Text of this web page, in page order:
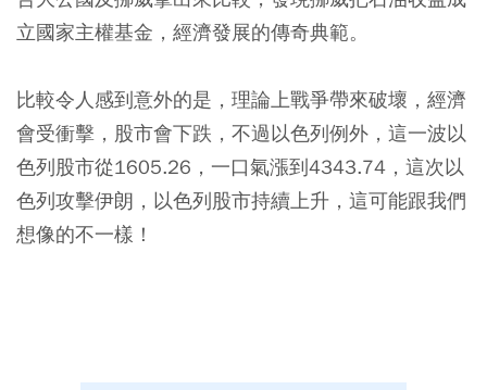
立國家主權基金，經濟發展的傳奇典範。
比較令人感到意外的是，理論上戰爭帶來破壞，經濟
會受衝擊，股市會下跌，不過以色列例外，這一波以
色列股市從1605.26，一口氣漲到4343.74，這次以
色列攻擊伊朗，以色列股市持續上升，這可能跟我們
想像的不一樣！